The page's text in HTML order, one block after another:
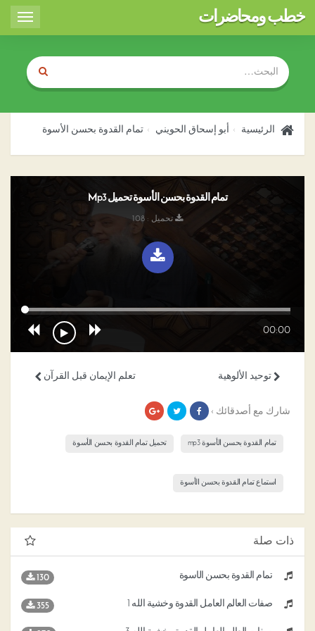
Toggle
خطب ومحاضرات
الرئيسية أبو إسحاق الحويني تمام القدوة بحسن الأسوة
تمام القدوة بحسن الأسوة تحميل Mp3
تحميل : 108
00:00
تعلم الإيمان قبل القرآن توحيد الألوهية
شارك مع أصدقائك ›
تمام القدوة بحسن الأسوة mp3 تحميل تمام القدوة بحسن الأسوة
استماع تمام القدوة بحسن الأسوة
ذات صلة
تمام القدوة بحسن الأسوة 130
صفات العالم العامل القدوة وخشية الله 1 355